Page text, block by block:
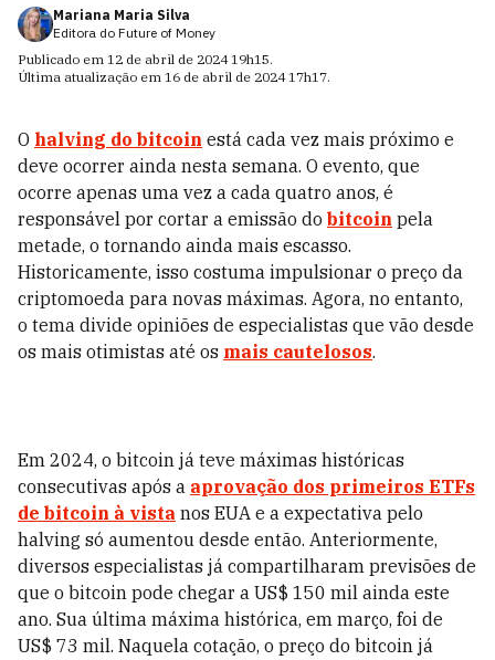
Mariana Maria Silva
Editora do Future of Money
Publicado em 12 de abril de 2024 19h15.
Última atualização em 16 de abril de 2024 17h17.
O halving do bitcoin está cada vez mais próximo e
deve ocorrer ainda nesta semana. O evento, que
ocorre apenas uma vez a cada quatro anos, é
responsável por cortar a emissão do bitcoin pela
metade, o tornando ainda mais escasso.
Historicamente, isso costuma impulsionar o preço da
criptomoeda para novas máximas. Agora, no entanto,
o tema divide opiniões de especialistas que vão desde
os mais otimistas até os mais cautelosos.
Em 2024, o bitcoin já teve máximas históricas
consecutivas após a aprovação dos primeiros ETFs
de bitcoin à vista nos EUA e a expectativa pelo
halving só aumentou desde então. Anteriormente,
diversos especialistas já compartilharam previsões de
que o bitcoin pode chegar a US$ 150 mil ainda este
ano. Sua última máxima histórica, em março, foi de
US$ 73 mil. Naquela cotação, o preço do bitcoin já